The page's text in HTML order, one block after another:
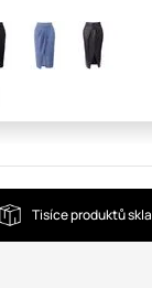
Tisíce produktů